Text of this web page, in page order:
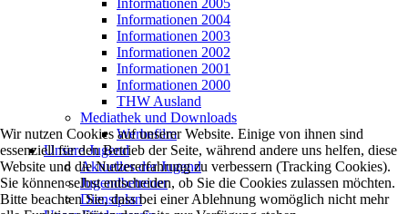
Informationen 2004
Informationen 2003
Informationen 2002
Informationen 2001
Informationen 2000
THW Ausland
Mediathek und Downloads
Werbefilm
Unsere Jugend
Aktuelles der Jugend
Jugendbetreuer
Dienstplan
Wir nutzen Cookies auf unserer Website. Einige von ihnen sind
essenziell für den Betrieb der Seite, während andere uns helfen, diese
Website und die Nutzererfahrung zu verbessern (Tracking Cookies).
Sie können selbst entscheiden, ob Sie die Cookies zulassen möchten.
Bitte beachten Sie, dass bei einer Ablehnung womöglich nicht mehr